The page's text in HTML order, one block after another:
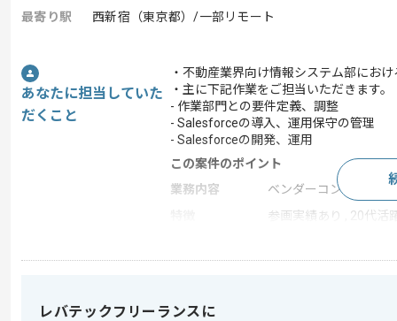
最寄り駅
西新宿（東京都）/一部リモート
あなたに担当していた
だくこと
・不動産業界向け情報システム部にお
・主に下記作業をご担当いただきます。
- 作業部門との要件定義、調整
- Salesforceの導入、運用保守の管理
- Salesforceの開発、運用
この案件のポイント
業務内容
ベンダーコントロール
参画実績あり , 20代活
スキル
・Salesforceの導入と運用保守の管理経
レバテックフリーランスに